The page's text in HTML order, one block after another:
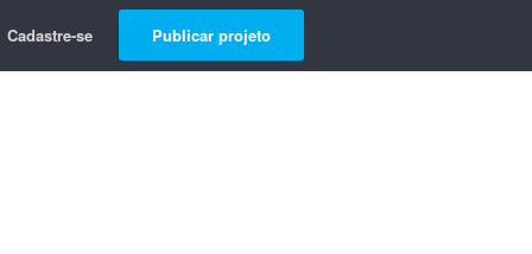
Cadastre-se Publicar projeto